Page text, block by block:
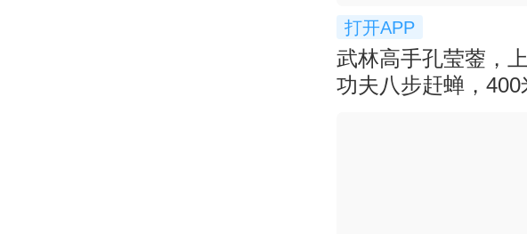
打开APP
武林高手孔莹蓥，
功夫八步赶蝉，400